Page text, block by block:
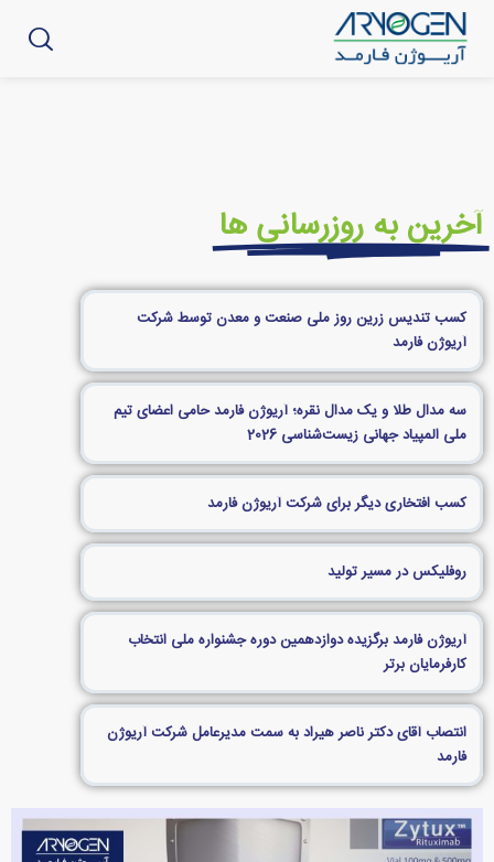
آخرین به روزرسانی ها
کسب تندیس زرین روز ملی صنعت و معدن توسط شرکت
آریوژن فارمد
سه مدال طلا و یک مدال نقره؛ آریوژن فارمد حامی اعضای تیم
ملی المپیاد جهانی زیست‌شناسی 2026
کسب افتخاری دیگر برای شرکت آریوژن فارمد
روفلیکس در مسیر تولید
آریوژن فارمد برگزیده دوازدهمین دوره جشنواره ملی انتخاب
کارفرمایان برتر
انتصاب آقای دکتر ناصر هیراد به سمت مدیرعامل شرکت آریوژن
فارمد